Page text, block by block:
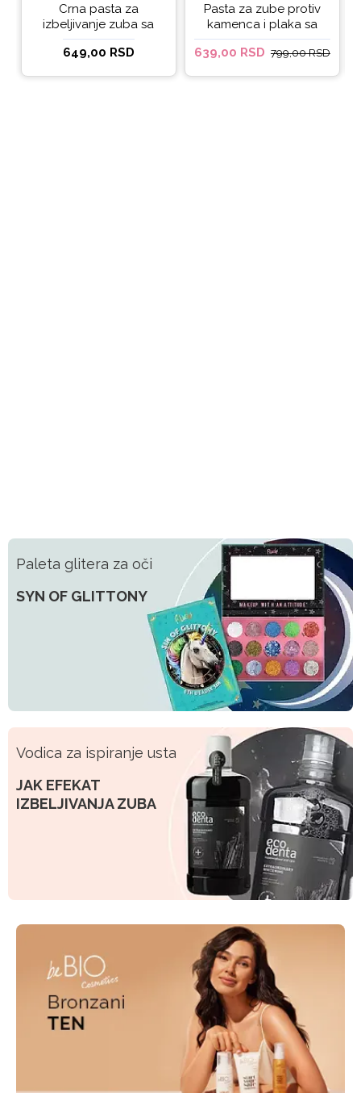
Crna pasta za
izbeljivanje zuba sa
ukusom narandže
Ecodenta 100 ml
649,00 RSD
Pasta za zube protiv
kamenca i plaka sa
kokosovim uljem
Ecodenta ORGANIC
639,00 RSD 799,00 RSD
Paleta glitera za oči
SYN OF GLITTONY
Vodica za ispiranje usta
JAK EFEKAT
IZBELJIVANJA ZUBA